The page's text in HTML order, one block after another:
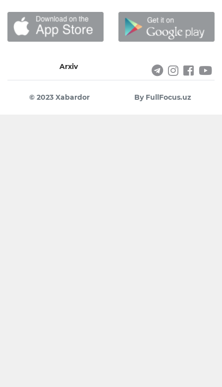
Arxiv
© 2023 Xabardor By FullFocus.uz